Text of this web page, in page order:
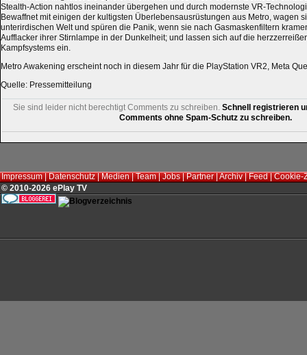
Stealth-Action nahtlos ineinander übergehen und durch modernste VR-
Bewaffnet mit einigen der kultigsten Überlebensausrüstungen aus Metro, wagen
unterirdischen Welt und spüren die Panik, wenn sie nach Gasmaskenfiltern
Aufflacker ihrer Stirnlampe in der Dunkelheit; und lassen sich auf die
Kampfsystems ein.
Metro Awakening erscheint noch in diesem Jahr für die PlayStation VR2, Meta
Quelle: Pressemitteilung
Sie sind leider nicht berechtigt Comments zu schreiben. Schnell registrieren
Comments ohne Spam-Schutz zu schreiben.
Impressum|Datenschutz|Medien|Team|Jobs|Partner|Archiv|Feed|Cookie-
© 2010-2026 ePlay TV